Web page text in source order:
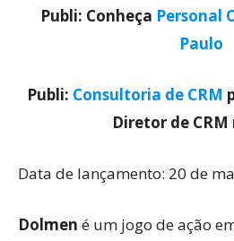
Publi: Conheça Personal
Paulo
Publi: Consultoria de CRM
Diretor de CRM
Data de lançamento: 20 de
Dolmen é um jogo de ação